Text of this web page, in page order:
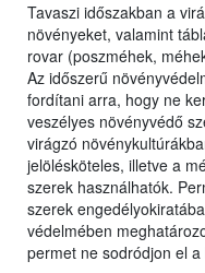
Tavaszi időszakban a
növényeket, valamint
rovar (poszméhek,
Az időszerű
fordítani arra, hogy ne
veszélyes növényvédő
virágzó
jelölésköteles, illetve a
szerek használhatók.
szerek
védelmében
permet ne sodródjon el